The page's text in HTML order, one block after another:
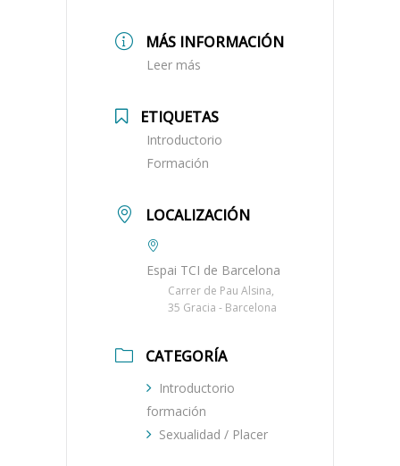
MÁS INFORMACIÓN
Leer más
ETIQUETAS
Introductorio
Formación
LOCALIZACIÓN
Espai TCI de Barcelona
Carrer de Pau Alsina,
35 Gracia - Barcelona
CATEGORÍA
Introductorio
formación
Sexualidad / Placer